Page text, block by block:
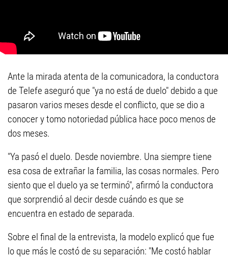
Ante la mirada atenta de la comunicadora, la conductora
de Telefe aseguró que "ya no está de duelo" debido a que
pasaron varios meses desde el conflicto, que se dio a
conocer y tomo notoriedad pública hace poco menos de
dos meses.
"Ya pasó el duelo. Desde noviembre. Una siempre tiene
esa cosa de extrañar la familia, las cosas normales. Pero
siento que el duelo ya se terminó", afirmó la conductora
que sorprendió al decir desde cuándo es que se
encuentra en estado de separada.
Sobre el final de la entrevista, la modelo explicó que fue
lo que más le costó de su separación: "Me costó hablar